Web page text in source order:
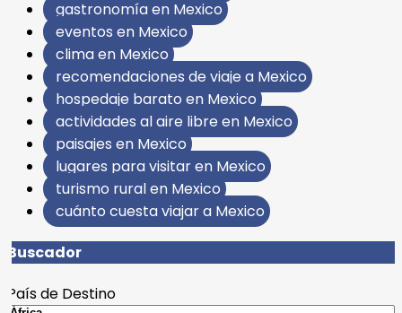
gastronomía en Mexico
eventos en Mexico
clima en Mexico
recomendaciones de viaje a Mexico
hospedaje barato en Mexico
actividades al aire libre en Mexico
paisajes en Mexico
lugares para visitar en Mexico
turismo rural en Mexico
cuánto cuesta viajar a Mexico
de Destino